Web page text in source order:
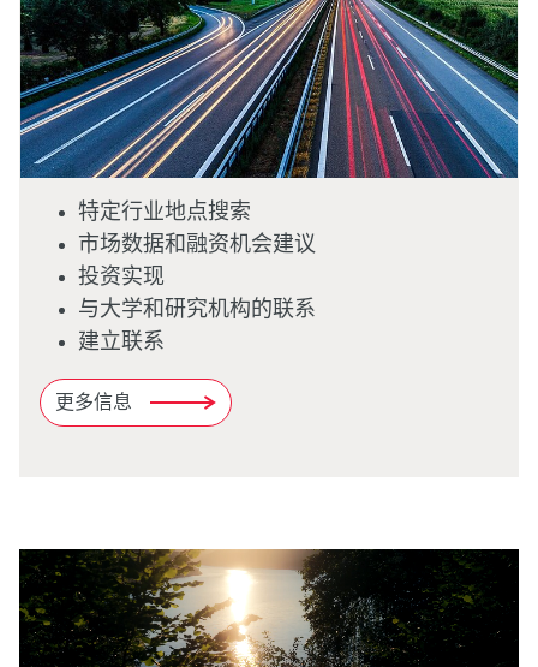
特定行业地点搜索
市场数据和融资机会建议
投资实现
与大学和研究机构的联系
建立联系
更多信息